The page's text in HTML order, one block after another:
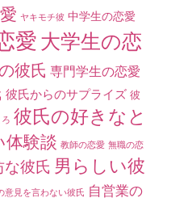
ヤキモチ彼 中学生の恋愛
愛 大学生の恋
彼氏 専門学生の恋愛
彼氏からのサプライズ 彼
彼氏の好きなと
体験談 教師の恋愛 無職の恋
な彼氏 男らしい彼
意見を言わない彼氏 自営業の